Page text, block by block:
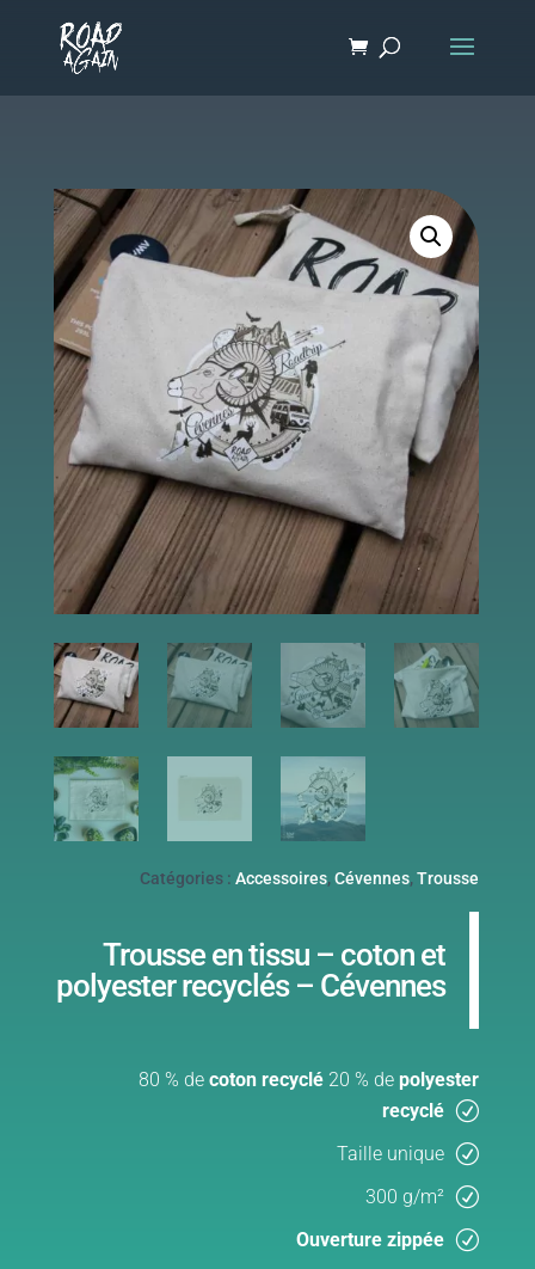
Catégories :Accessoires,Cévennes,Trousse
Trousse en tissu – coton et
polyester recyclés – Cévennes
80 % decoton recyclé 20 % depolyester
recyclé
Taille unique
300 g/m²
Ouverture zippée